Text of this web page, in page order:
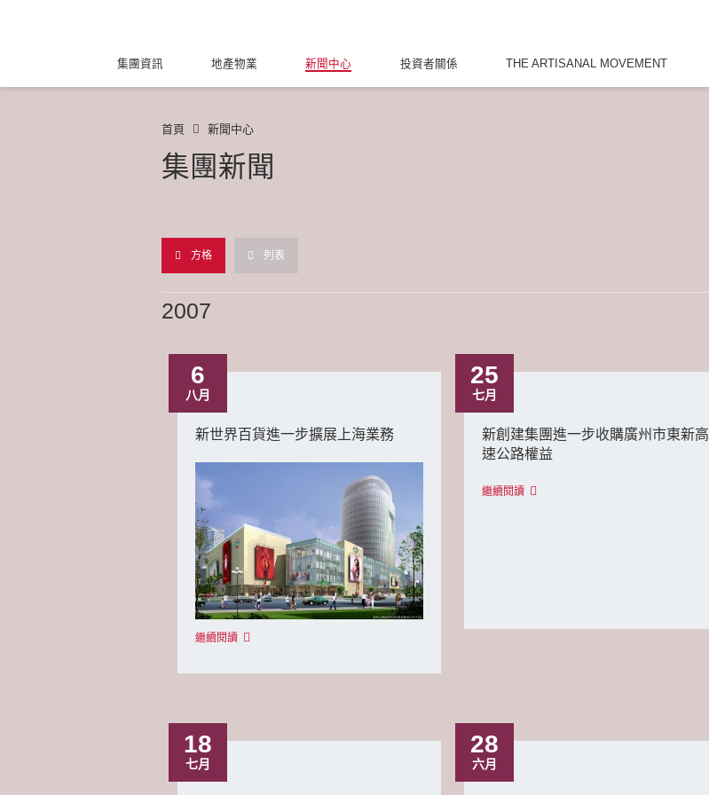
集團資訊 地產物業 新聞中心 投資者關係 THE ARTISANAL MOVEMENT
首頁 新聞中心
集團新聞
方格 列表
2007
6
八月
新世界百貨進一步擴展上海業務
繼續閱讀
25
七月
新創建集團進一步收購廣州市東新高
速公路權益
繼續閱讀
18
七月
28
六月